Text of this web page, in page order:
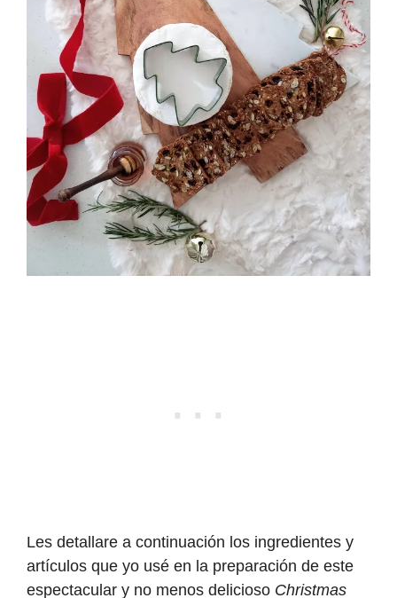
Les detallare a continuación los ingredientes y
artículos que yo usé en la preparación de este
espectacular y no menos delicioso Christmas